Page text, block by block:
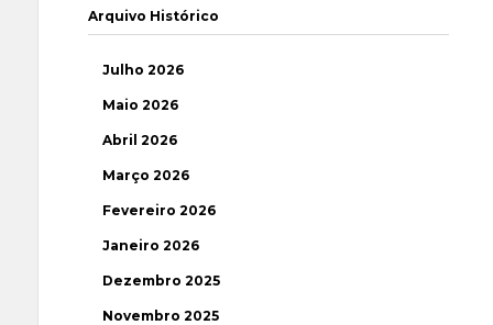
Arquivo Histórico
Julho 2026
Maio 2026
Abril 2026
Março 2026
Fevereiro 2026
Janeiro 2026
Dezembro 2025
Novembro 2025